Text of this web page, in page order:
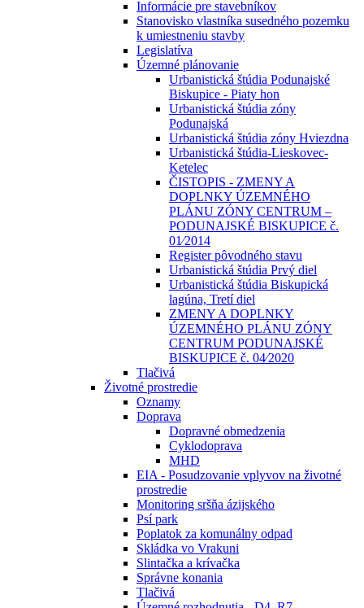
Informácie pre stavebníkov
Stanovisko vlastníka susedného pozemku
k umiestneniu stavby
Legislatíva
Územné plánovanie
Urbanistická štúdia Podunajské
Biskupice - Piaty hon
Urbanistická štúdia zóny
Podunajská
Urbanistická štúdia zóny Hviezdna
Urbanistická štúdia-Lieskovec-
Ketelec
ČISTOPIS - ZMENY A
DOPLNKY ÚZEMNÉHO
PLÁNU ZÓNY CENTRUM –
PODUNAJSKÉ BISKUPICE č.
01⁄2014
Register pôvodného stavu
Urbanistická štúdia Prvý diel
Urbanistická štúdia Biskupická
lagúna, Tretí diel
ZMENY A DOPLNKY
ÚZEMNÉHO PLÁNU ZÓNY
CENTRUM PODUNAJSKÉ
BISKUPICE č. 04⁄2020
Tlačivá
Životné prostredie
Oznamy
Doprava
Dopravné obmedzenia
Cyklodoprava
MHD
EIA - Posudzovanie vplyvov na životné
prostredie
Monitoring sršňa ázijského
Psí park
Poplatok za komunálny odpad
Skládka vo Vrakuni
Slintačka a krívačka
Správne konania
Tlačivá